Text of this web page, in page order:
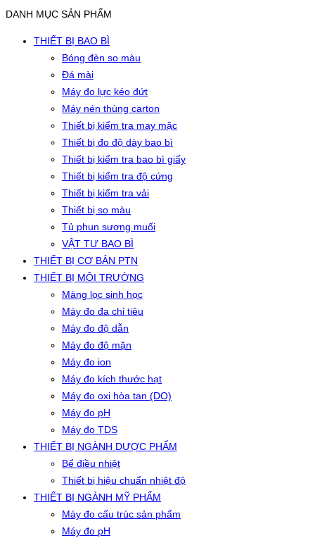
DANH MỤC SẢN PHẨM
THIẾT BỊ BAO BÌ
Bóng đèn so màu
Đá mài
Máy đo lực kéo đứt
Máy nén thùng carton
Thiết bị kiểm tra may mặc
Thiết bị đo độ dày bao bì
Thiết bị kiểm tra bao bì giấy
Thiết bị kiểm tra độ cứng
Thiết bị kiểm tra vải
Thiết bị so màu
Tủ phun sương muối
VẬT TƯ BAO BÌ
THIẾT BỊ CƠ BẢN PTN
THIẾT BỊ MÔI TRƯỜNG
Màng lọc sinh học
Máy đo đa chỉ tiêu
Máy đo độ dẫn
Máy đo độ mặn
Máy đo ion
Máy đo kích thước hạt
Máy đo oxi hòa tan (DO)
Máy đo pH
Máy đo TDS
THIẾT BỊ NGÀNH DƯỢC PHẨM
Bể điều nhiệt
Thiết bị hiệu chuẩn nhiệt độ
THIẾT BỊ NGÀNH MỸ PHẨM
Máy đo cấu trúc sản phẩm
Máy đo pH